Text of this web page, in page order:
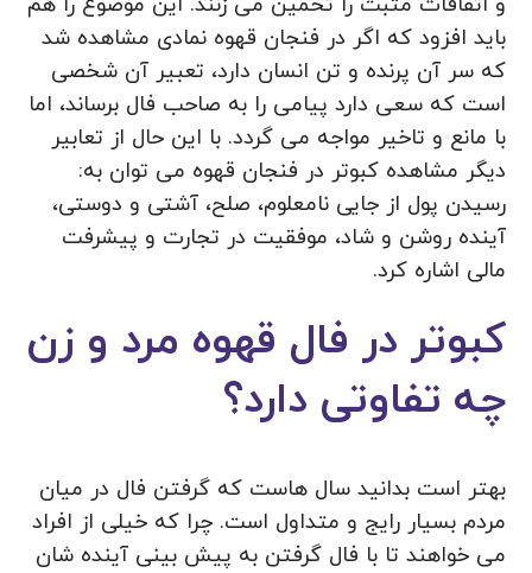
باید افزود که اگر در فنجان قهوه نمادی مشاهده شد
که سر آن پرنده و تن انسان دارد، تعبیر آن شخصی
است که سعی دارد پیامی را به صاحب فال برساند، اما
با مانع و تاخیر مواجه می‌ گردد. با این حال از تعابیر
دیگر مشاهده کبوتر در فنجان قهوه می توان به:
رسیدن پول از جایی نامعلوم، صلح، آشتی و دوستی،
آینده روشن و شاد، موفقیت در تجارت و پیشرفت
مالی اشاره کرد.
کبوتر در فال قهوه مرد و زن
چه تفاوتی دارد؟
بهتر است بدانید سال هاست که گرفتن فال در میان
مردم بسیار رایج و متداول است. چرا که خیلی از افراد
می خواهند تا با فال گرفتن به پیش بینی آینده شان